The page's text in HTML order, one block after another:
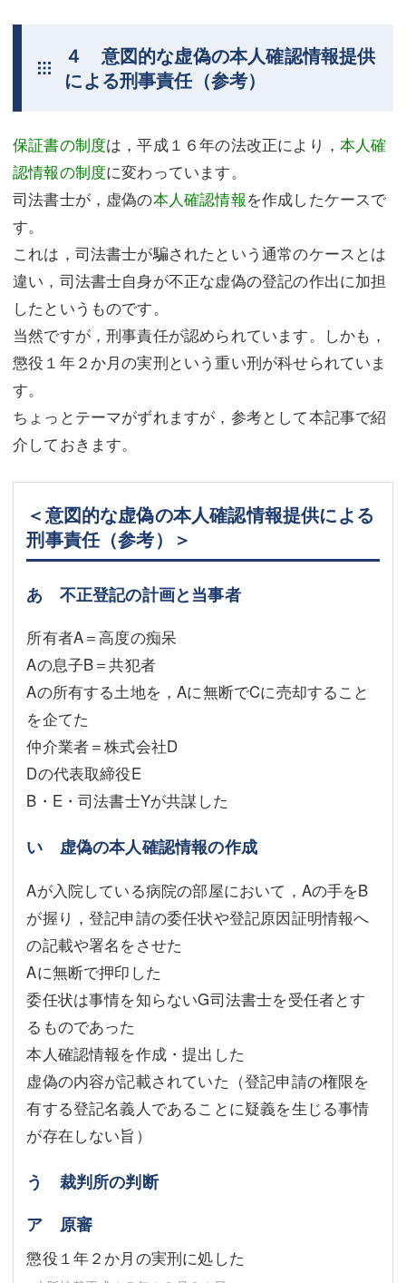
４ 意図的な虚偽の本人確認情報提供
による刑事責任（参考）
保証書の制度は，平成１６年の法改正により， 本人確
認情報の制度に変わっています。
司法書士が，虚偽の本人確認情報を作成したケースで
す。
これは，司法書士が騙されたという通常のケースとは
違い，司法書士自身が不正な虚偽の登記の作出に加担
したというものです。
当然ですが，刑事責任が認められています。しかも，
懲役１年２か月の実刑という重い刑が科せられていま
す。
ちょっとテーマがずれますが，参考として本記事で紹
介しておきます。
＜意図的な虚偽の本人確認情報提供による
刑事責任（参考）＞
あ 不正登記の計画と当事者
所有者A＝高度の痴呆
Aの息子B＝共犯者
Aの所有する土地を，Aに無断でCに売却すること
を企てた
仲介業者＝株式会社D
Dの代表取締役E
B・E・司法書士Yが共謀した
い 虚偽の本人確認情報の作成
Aが入院している病院の部屋において，Aの手をB
が握り，登記申請の委任状や登記原因証明情報へ
の記載や署名をさせた
Aに無断で押印した
委任状は事情を知らないG司法書士を受任者とす
るものであった
本人確認情報を作成・提出した
虚偽の内容が記載されていた（登記申請の権限を
有する登記名義人であることに疑義を生じる事情
が存在しない旨）
う 裁判所の判断
ア 原審
懲役１年２か月の実刑に処した